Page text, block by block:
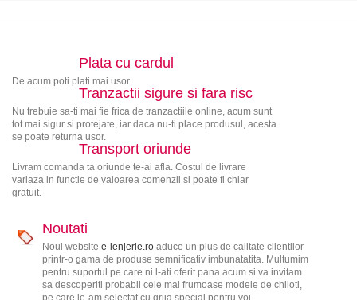
Plata cu cardul
De acum poti plati mai usor
Tranzactii sigure si fara risc
Nu trebuie sa-ti mai fie frica de tranzactiile online, acum sunt
tot mai sigur si protejate, iar daca nu-ti place produsul, acesta
se poate returna usor.
Transport oriunde
Livram comanda ta oriunde te-ai afla. Costul de livrare
variaza in functie de valoarea comenzii si poate fi chiar
gratuit.
Noutati
Noul website e-lenjerie.roaduce un plus de calitate clientilor
printr-o gama de produse semnificativ imbunatatita. Multumim
pentru suportul pe care ni l-ati oferit pana acum si va invitam
sa descoperiti probabil cele mai frumoase modele de chiloti,